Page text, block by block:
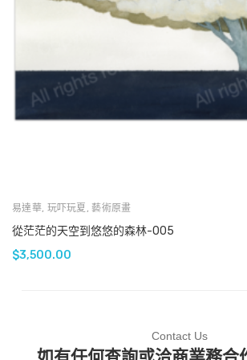
易達華, 玩吓玩夏 , 藝術原畫
從茫茫的天空到悠悠的森林-005
$3,500.00
Contact Us